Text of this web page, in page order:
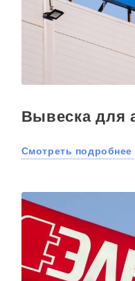
Вывеска для
Смотреть подробнее